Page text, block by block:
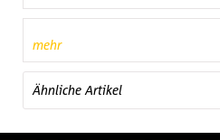
mehr
Ähnliche Artikel